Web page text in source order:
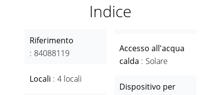
Indice
Riferimento
84088119
Locali 4 locali
Accesso all'acqua
calda
Solare
Dispositivo per